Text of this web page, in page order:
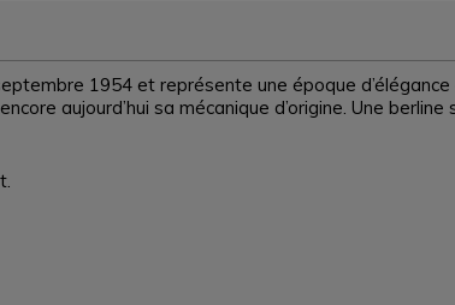
1954 et représente une époque
aujourd’hui sa mécanique d’origine. Une